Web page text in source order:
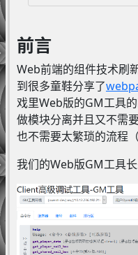
前言
Web前端的组件技术刷
到很多童鞋分享了
戏里Web版的GM工具
做模块分离并且又不需
也不需要太繁琐的流程
我们的Web版GM工具